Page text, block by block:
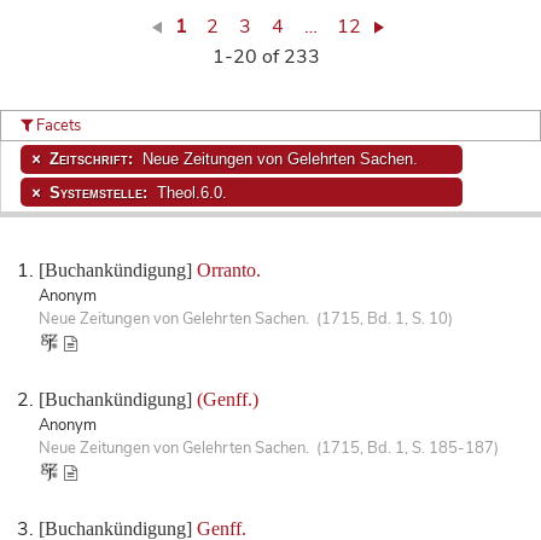
1 2 3 4 …
12
1-20 of 233
[Buchankündigung] Orranto.
Anonym
Neue Zeitungen von Gelehrten Sachen. (1715, Bd. 1, S. 10)
[Buchankündigung] (Genff.)
Anonym
Neue Zeitungen von Gelehrten Sachen. (1715, Bd. 1, S. 185-187)
[Buchankündigung] Genff.
Facets
Zeitschrift: Neue Zeitungen von Gelehrten Sachen.
Systemstelle: Theol.6.0.